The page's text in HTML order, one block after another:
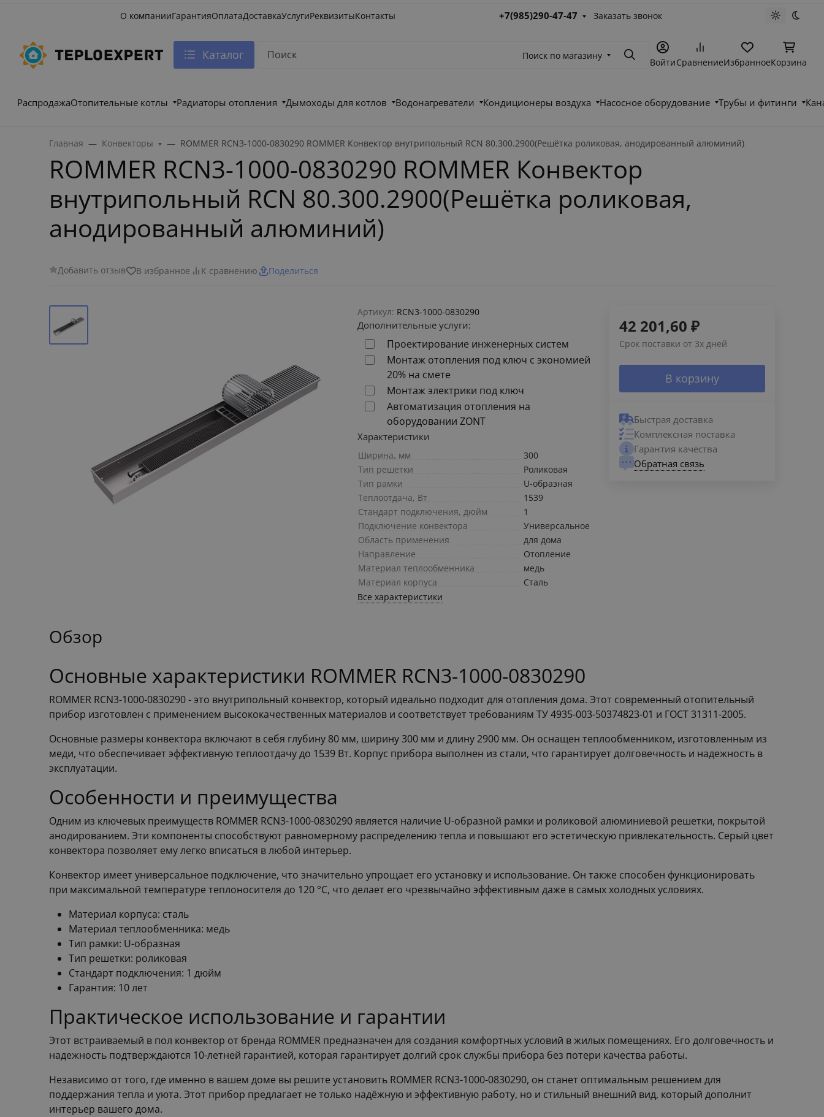
О компанииГарантияОплатаДоставкаУслугиРеквизитыКонтакты +7(985)290-47-47 Заказать звонок Светлая
Каталог Поиск по магазину ПоискВойтиСравнениеИзбранноеКорзина
РаспродажаОтопительные котлы Радиаторы отопления Дымоходы для котлов Водонагреватели Кондиционеры воздуха Насосное оборудование Трубы и фитинги
Главная Конвекторы ROMMER RCN3-1000-0830290 ROMMER Конвектор внутрипольный RCN 80.300.2900(Решётка роликовая, анодированный алюминий)
ROMMER RCN3-1000-0830290 ROMMER Конвектор
внутрипольный RCN 80.300.2900(Решётка роликовая,
анодированный алюминий)
Добавить отзыв В избранное К сравнению Поделиться
Артикул: RCN3-1000-0830290
Дополнительные услуги:
Проектирование инженерных систем
Монтаж отопления под ключ с экономией
20% на смете
Монтаж электрики под ключ
Автоматизация отопления на
оборудовании ZONT
Характеристики
Ширина, мм
300
Тип решетки
Роликовая
Тип рамки
U-образная
Теплоотдача, Вт
1539
Стандарт подключения, дюйм
1
Подключение конвектора
Универсальное
Область применения
для дома
Направление
Отопление
Материал теплообменника
медь
Материал корпуса
Сталь
Все характеристики
42 201,60 ₽
Срок поставки от 3х дней
В корзину
Быстрая доставка
Комплексная поставка
Гарантия качества
Обратная связь
Обзор
Основные характеристики ROMMER RCN3-1000-0830290
ROMMER RCN3-1000-0830290 - это внутрипольный конвектор, который идеально подходит для отопления дома. Этот современный отопительный
прибор изготовлен с применением высококачественных материалов и соответствует требованиям ТУ 4935-003-50374823-01 и ГОСТ 31311-2005.
Основные размеры конвектора включают в себя глубину 80 мм, ширину 300 мм и длину 2900 мм. Он оснащен теплообменником, изготовленным из
меди, что обеспечивает эффективную теплоотдачу до 1539 Вт. Корпус прибора выполнен из стали, что гарантирует долговечность и надежность в
эксплуатации.
Особенности и преимущества
Одним из ключевых преимуществ ROMMER RCN3-1000-0830290 является наличие U-образной рамки и роликовой алюминиевой решетки, покрытой
анодированием. Эти компоненты способствуют равномерному распределению тепла и повышают его эстетическую привлекательность. Серый цвет
конвектора позволяет ему легко вписаться в любой интерьер.
Конвектор имеет универсальное подключение, что значительно упрощает его установку и использование. Он также способен функционировать
при максимальной температуре теплоносителя до 120 °С, что делает его чрезвычайно эффективным даже в самых холодных условиях.
Материал корпуса: сталь
Материал теплообменника: медь
Тип рамки: U-образная
Тип решетки: роликовая
Стандарт подключения: 1 дюйм
Гарантия: 10 лет
Практическое использование и гарантии
Этот встраиваемый в пол конвектор от бренда ROMMER предназначен для создания комфортных условий в жилых помещениях. Его долговечность и
надежность подтверждаются 10-летней гарантией, которая гарантирует долгий срок службы прибора без потери качества работы.
Независимо от того, где именно в вашем доме вы решите установить ROMMER RCN3-1000-0830290, он станет оптимальным решением для
поддержания тепла и уюта. Этот прибор предлагает не только надёжную и эффективную работу, но и стильный внешний вид, который дополнит
интерьер вашего дома.